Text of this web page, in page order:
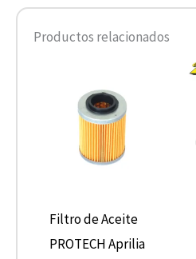
Productos relacionados
Filtro de Aceite
PROTECH Aprilia